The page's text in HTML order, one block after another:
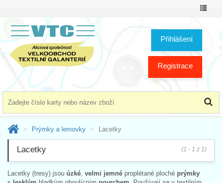
Přihlášení
Registrace
Prýmky a lemovky Lacetky
Lacetky (1 - 1 z 1)
Lacetky (tresy) jsou úzké velmi jemné proplétané ploché prýmky